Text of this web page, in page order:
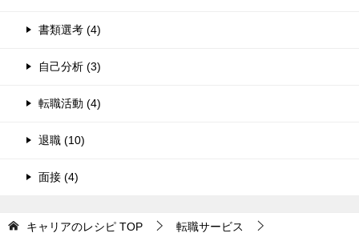
書類選考 (4)
自己分析 (3)
転職活動 (4)
退職 (10)
面接 (4)
キャリアのレシピ TOP
転職サービス